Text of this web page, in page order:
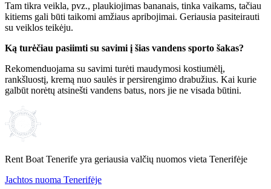
Tam tikra veikla, pvz., plaukiojimas bananais, tinka vaikams, tačiau
kitiems gali būti taikomi amžiaus apribojimai. Geriausia pasiteirauti
su veiklos teikėju.
Ką turėčiau pasiimti su savimi į šias vandens sporto šakas?
Rekomenduojama su savimi turėti maudymosi kostiumėlį,
rankšluostį, kremą nuo saulės ir persirengimo drabužius. Kai kurie
galbūt norėtų atsinešti vandens batus, nors jie ne visada būtini.
Rent Boat Tenerife yra geriausia valčių nuomos vieta Tenerifėje
Jachtos nuoma Tenerifėje